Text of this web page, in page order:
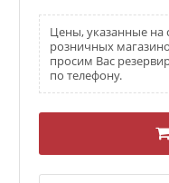
Цены, указанные на
розничных
просим Вас
по телефону.